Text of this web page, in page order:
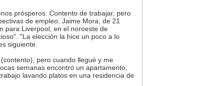
prósperos. Contento de trabajar, pero
de empleo, Jaime Mora, de 21
para Liverpool, en el noroeste de
"La elección la hice un poco a lo
siguiente.
pero cuando llegué y me
semanas encontró un apartamento,
lavando platos en una residencia de